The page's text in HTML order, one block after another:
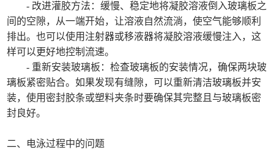
- 改进灌胶方法：缓慢、稳定地将凝胶溶液倒入玻璃板之
间的空隙，从一端开始，让溶液自然流淌，使空气能够顺利
排出。也可以使用注射器或移液器将凝胶溶液缓慢注入，这
样可以更好地控制流速。
- 重新安装玻璃板：检查玻璃板的安装情况，确保两块玻
璃板紧密贴合。如果发现有缝隙，可以重新清洁玻璃板并安
装，使用密封胶条或塑料夹条时要确保其完整且与玻璃板密
封良好。
二、电泳过程中的问题